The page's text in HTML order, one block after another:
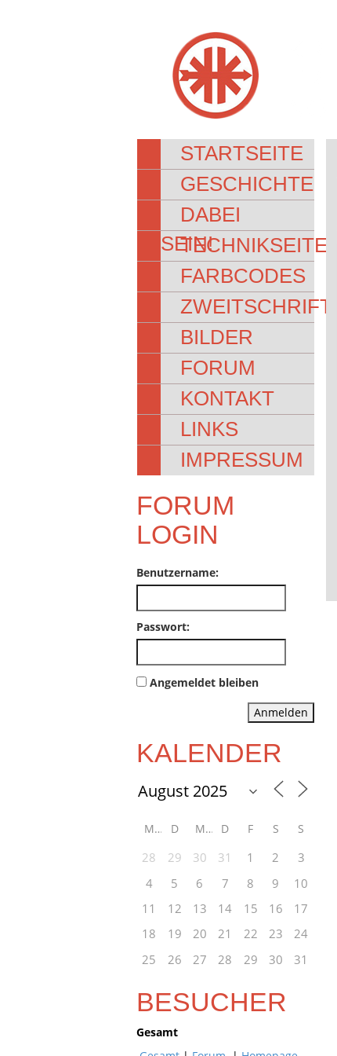
STARTSEITE
GESCHICHTE
DABEI
SEIN!
TECHNIKSEITEN
FARBCODES
ZWEITSCHRIFT
BILDER
FORUM
KONTAKT
LINKS
IMPRESSUM
FORUM
LOGIN
Benutzername:
Passwort:
Angemeldet bleiben
Anmelden
KALENDER
M D M D F S S
28 29 30 31 1 2
3
4
5 6 7 8 9
10
11
12 13 14 15 16
17
18
19 20 21 22 23
24
25
26 27 28 29 30 31
BESUCHER
Gesamt